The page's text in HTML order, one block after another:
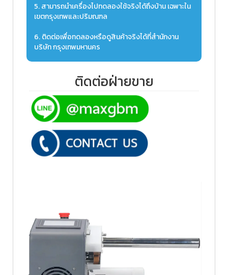
5. สามารถนำเครื่องไปทดลองใช้จริงได้ถึงบ้าน เฉพาะใน
เขตกรุงเทพและปริมณฑล
6. ติดต่อเพื่อทดลองหรือดูสินค้าจริงได้ที่สำนักงาน
บริษัท กรุงเทพมหานคร
ติดต่อฝ่ายขาย